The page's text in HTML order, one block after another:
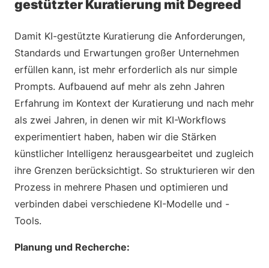
gestützter Kuratierung mit Degreed
Damit KI-gestützte Kuratierung die Anforderungen,
Standards und Erwartungen großer Unternehmen
erfüllen kann, ist mehr erforderlich als nur simple
Prompts. Aufbauend auf mehr als zehn Jahren
Erfahrung im Kontext der Kuratierung und nach mehr
als zwei Jahren, in denen wir mit KI-Workflows
experimentiert haben, haben wir die Stärken
künstlicher Intelligenz herausgearbeitet und zugleich
ihre Grenzen berücksichtigt. So strukturieren wir den
Prozess in mehrere Phasen und optimieren und
verbinden dabei verschiedene KI-Modelle und -
Tools.
Planung und Recherche: